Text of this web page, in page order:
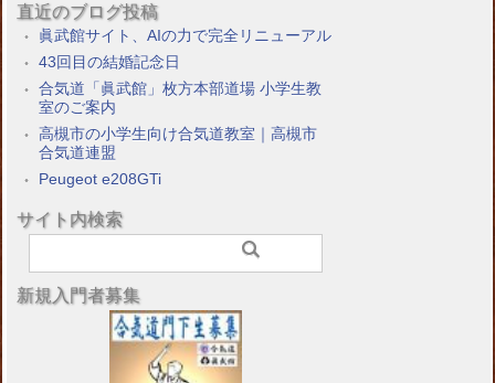
直近のブログ投稿
眞武館サイト、AIの力で完全リニューアル
43回目の結婚記念日
合気道「眞武館」枚方本部道場 小学生教
室のご案内
高槻市の小学生向け合気道教室｜高槻市
合気道連盟
Peugeot e208GTi
サイト内検索
新規入門者募集